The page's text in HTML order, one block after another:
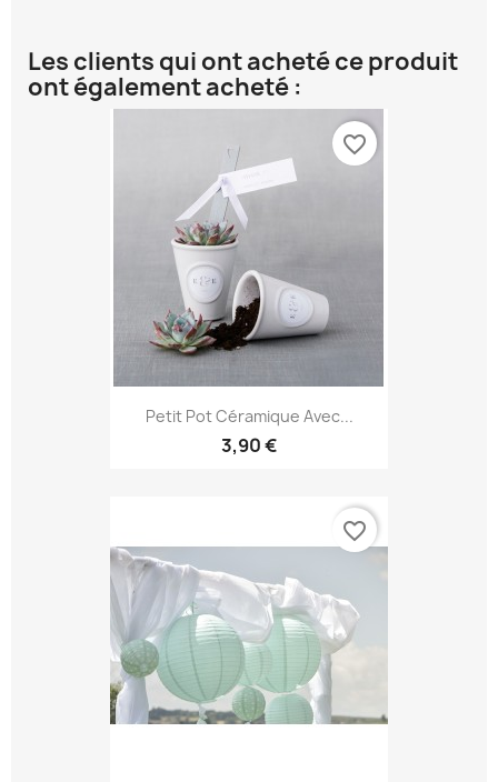
Les clients qui ont acheté ce produit
ont également acheté :
Petit Pot Céramique Avec...
3,90 €
favorite_border
favorite_border